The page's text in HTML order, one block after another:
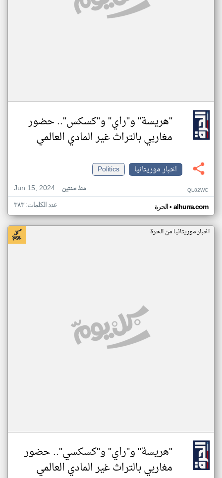
"هريسة" و"راي" و"كسكس".. حضور
مغاربي بالتراث غير المادي العالمي
اخبار موريتانيا
Politics
Jun 15, 2024
منذ سنتين QL82WC
الحرة• alhurra.com عدد الكلمات: ٣٨٣
اخبار موريتانيا من الحرة
"هريسة" و"راي" و"كسكسي".. حضور
مغاربي بالتراث غير المادي العالمي